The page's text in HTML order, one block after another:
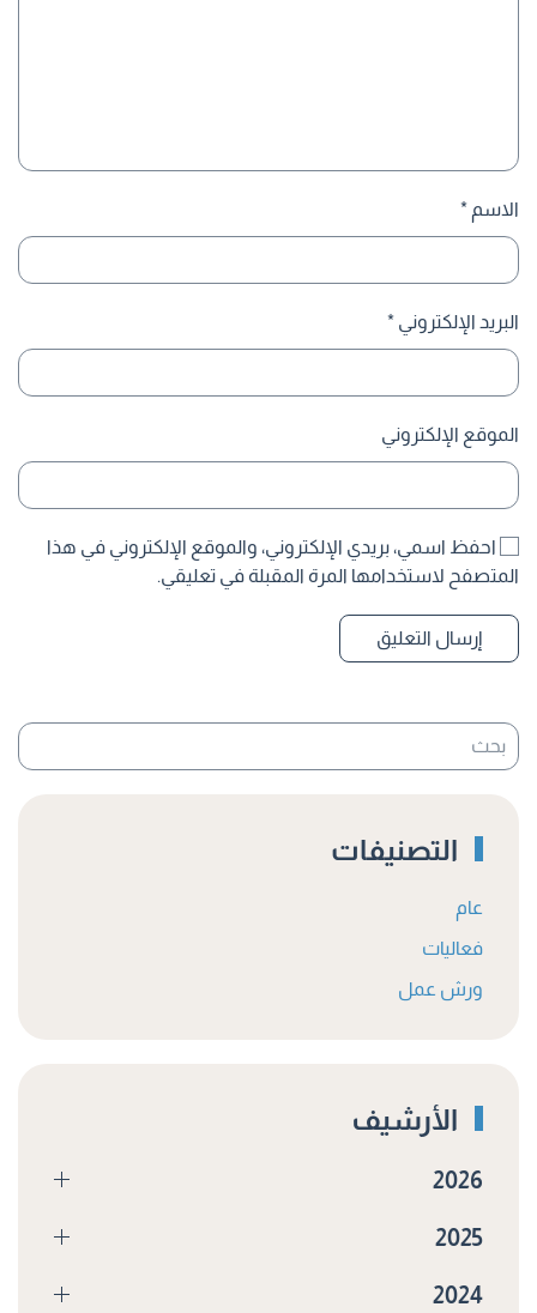
الاسم *
البريد الإلكتروني *
الموقع الإلكتروني
احفظ اسمي، بريدي الإلكتروني، والموقع الإلكتروني في هذا
المتصفح لاستخدامها المرة المقبلة في تعليقي.
إرسال التعليق
التصنيفات
عام
فعاليات
ورش عمل
الأرشيف
2026
2025
2024